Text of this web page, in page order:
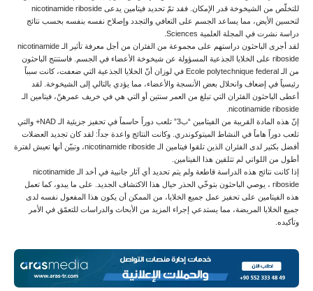
للتخلّص من الشيخوخة قدر الإمكان. فقد تمّ تحديد فيتامين يدعى nicotinamide riboside
لتحسين الأيض، مما يساعد الجسم على التعافي والتجدد وإصلاح نفسه بنفسه بحسب نتائج
دراسة نشرت في المجلة العلمية Sciences.
لقد أجرى الباحثون دراستهم على مجموعة من الفئران من أجل معرفة تأثير الـ nicotinamide
riboside على الخلايا الجذعية المسؤولة عن شيخوخة الأعضاء في الجسم. فاستنتج الباحثون
من الـ Ecole polytechnique federal في لوزان أنّ الخلايا الجذعية التي ضعفت، كانت سبباً
رئيسياً في إضعاف وانحلال بعض الأنسجة والأعضاء، مما يؤدي بالتالي إلى الشيخوخة. لقد
أعطى الباحثون الفئران التي تبلغ من العمر سنتين أو التي هي في خريف عمرهنّ، فيتامين الـ
nicotinamide riboside.
إنّ هذه المادة القريبة من الفيتامين “ب3” تلعب دوراً حاسماً في تحفيز جزيئية الـ NAD+ والتي
تلعب دوراً هاماً في النشاط الميتوكوندري. وكانت النتائج واعدة جداً: لقد كان تجديد العضلات
أفضل بكثير لدى الفئران الذين تلقوا فيتامين الـ nicotinamide riboside، وتبيّن أنها تعيش لفترة
أطول من اللواتي لم تتلقين هذا الفيتامين.
إذا كانت نتائج هذه الدراسة قاطعة ولم يتم تحديد أي آثار جانبية في أخد الـ nicotinamide
riboside ، يوصي الباحثون بتوخّي الحذر حيال هذا الاكتشاف الجديد. على ما يبدو، كما تعمل
هذه الفيتامين على تحفيز عمل جميع الخلايا، من الممكن أن يكون هذا المفعول نفسه لدى
جميع الخلايا المريضة، مما يستدعي إجراء المزيد من الأبحاث والدراسات للتعمّق في الأمر
وتأكيده.